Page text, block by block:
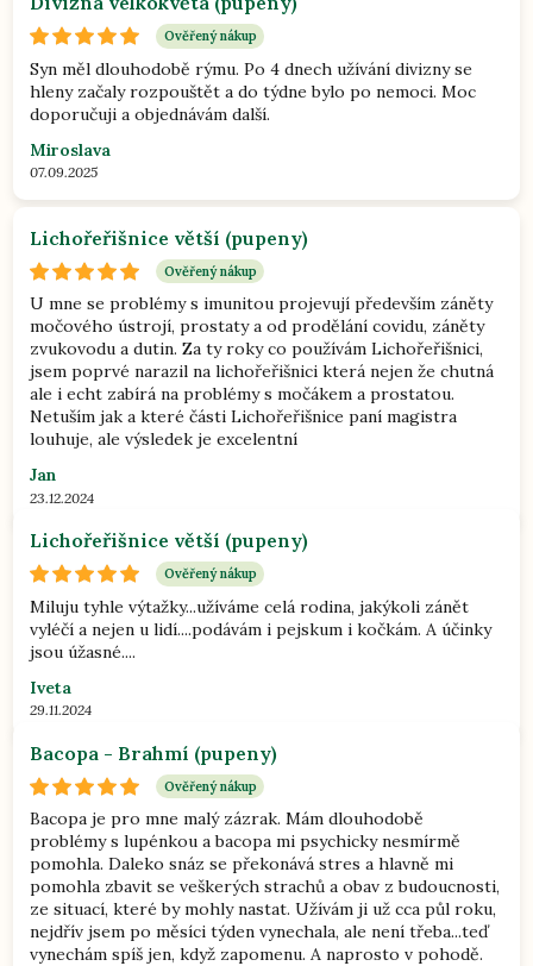
Ověřený nákup
Syn měl dlouhodobě rýmu. Po 4 dnech užívání divizny se
hleny začaly rozpouštět a do týdne bylo po nemoci. Moc
doporučuji a objednávám další.
Miroslava
07.09.2025
Lichořeřišnice větší (pupeny)
Ověřený nákup
U mne se problémy s imunitou projevují především záněty
močového ústrojí, prostaty a od prodělání covidu, záněty
zvukovodu a dutin. Za ty roky co používám Lichořeřišnici,
jsem poprvé narazil na lichořeřišnici která nejen že chutná
ale i echt zabírá na problémy s močákem a prostatou.
Netuším jak a které části Lichořeřišnice paní magistra
louhuje, ale výsledek je excelentní
Jan
23.12.2024
Lichořeřišnice větší (pupeny)
Ověřený nákup
Miluju tyhle výtažky...užíváme celá rodina, jakýkoli zánět
vyléčí a nejen u lidí....podávám i pejskum i kočkám. A účinky
jsou úžasné....
Iveta
29.11.2024
Bacopa - Brahmí (pupeny)
Ověřený nákup
Bacopa je pro mne malý zázrak. Mám dlouhodobě
problémy s lupénkou a bacopa mi psychicky nesmírmě
pomohla. Daleko snáz se překonává stres a hlavně mi
pomohla zbavit se veškerých strachů a obav z budoucnosti,
ze situací, které by mohly nastat. Užívám ji už cca půl roku,
nejdřív jsem po měsíci týden vynechala, ale není třeba...teď
vynechám spíš jen, když zapomenu. A naprosto v pohodě.